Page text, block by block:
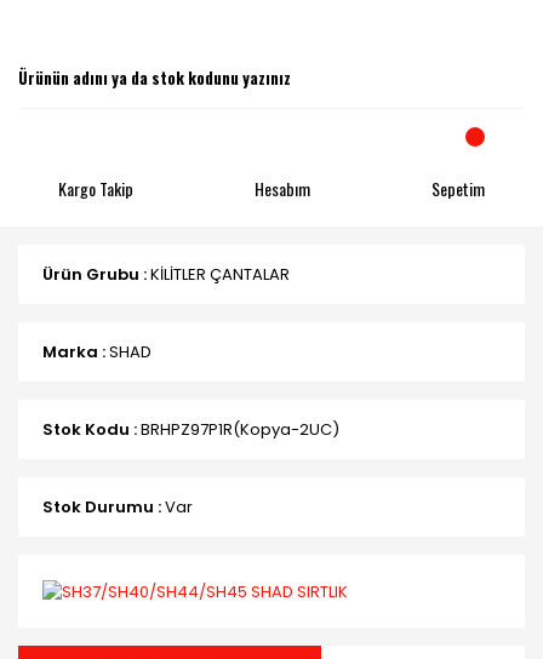
Kargo Takip Hesabım Sepetim
Ürün Grubu :KİLİTLER ÇANTALAR
Marka :SHAD
Stok Kodu :BRHPZ97P1R(Kopya-2UC)
Stok Durumu :Var